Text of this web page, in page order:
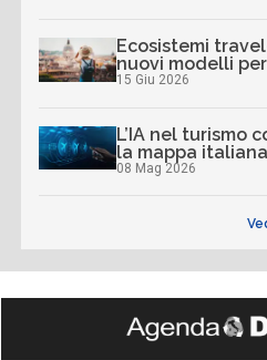
Ecosistemi
nuovi modelli
15 Giu 2026
L’IA nel turismo
la mappa
08 Mag 2026